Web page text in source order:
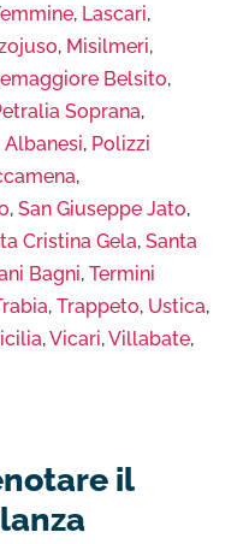
, Lascari,
, Misilmeri,
Belsito,
Soprana,
Albanesi, Polizzi
,
, San Giuseppe Jato,
Cristina Gela, Santa
Bagni, Termini
, Trappeto, Ustica,
,Vicari,Villabate,
il